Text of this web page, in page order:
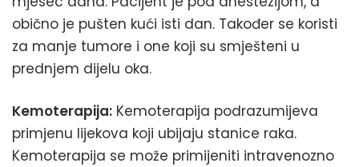
obično je pušten kući isti dan. Također se koristi
za manje tumore i one koji su smješteni u
prednjem dijelu oka.
Kemoterapija: Kemoterapija podrazumijeva
primjenu lijekova koji ubijaju stanice raka.
Kemoterapija se može primijeniti intravenozno